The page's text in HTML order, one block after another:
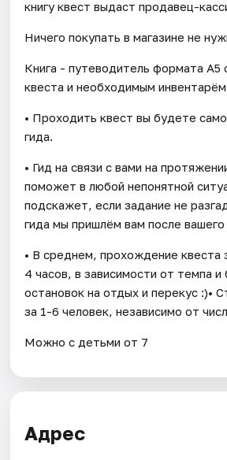
книгу квест выдаст продавец-
Ничего покупать в магазине не
Книга - путеводитель формата А5
квеста и необходимым
• Проходить квест вы будете
гида.
• Гид на связи с вами на
поможет в любой непонятной
подскажет, если задание не
гида мы пришлём вам после вашего
• В среднем, прохождение квеста
4 часов, в зависимости от темпа и
остановок на отдых и перекус :)•
за 1-6 человек, независимо от
Можно с детьми от 7
Адрес